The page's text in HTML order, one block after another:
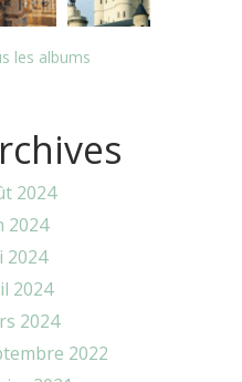
les albums
2024
2024
2024
2024
2024
2022